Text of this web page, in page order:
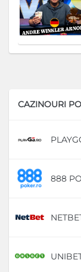
CAZINOURI
888